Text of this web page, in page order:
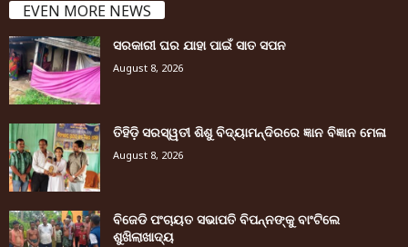
EVEN MORE NEWS
ସରକାରୀ ଘର ଯାହା ପାଇଁ ସାତ ସପନ
August 8, 2026
ତିହିଡି଼ ସରସ୍ୱତୀ ଶିଶୁ ବିଦ୍ୟାମନ୍ଦିରରେ ଜ୍ଞାନ ବିଜ୍ଞାନ ମେଳା
August 8, 2026
ବିଜେଡି ପଂଚାୟତ ସଭାପତି ବିପନ୍ନଙ୍କୁ ବାଂଟିଲେ
ଶୁଖିଲାଖାଦ୍ୟ